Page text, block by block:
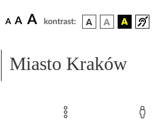
A A A kontrast:
Miasto Kraków